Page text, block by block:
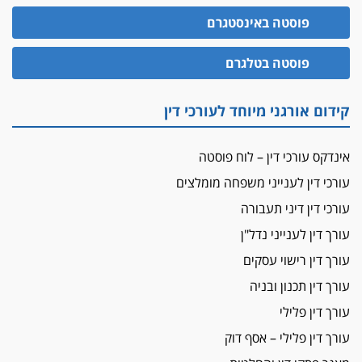
האופנוע חזר הביתה
עו"ד גיל פרידמן והרפתקאות אופנוע השטח שלו
הזכות לטנף
זוכה עורך-דין שהשווה את ברק לסינוואר ואת
מאסר לעורך הדין
פיקטיביות בשם פלסטינים
על המידתיות
ביה"ד המשמעתי ביטל השעיה לצמיתות של
עורכת-דין שהביעה שמחה ב-7 באוקטובר
אשם
עו"ד הלל בבייב הורשע בהונאת עשרות לקוחות,
ההסדר: 7-9 שנות מאסר
דין ומקרקעין
עורך דין ברמת השרון נחקר בחשד למרמה בעסקת
פוסטה באינסטגרם
פוסטה בטלגרם
קידום אורגני מיוחד לעורכי דין
אינדקס עורכי דין – לוח פוסטה
עורכי דין לענייני משפחה מומלצים
עורכי דין דיני תעבורה
עורך דין לענייני נדל"ן
עורך דין רישוי עסקים
עורך דין תכנון ובניה
עורך דין פלילי
עורך דין פלילי – אסף דוק